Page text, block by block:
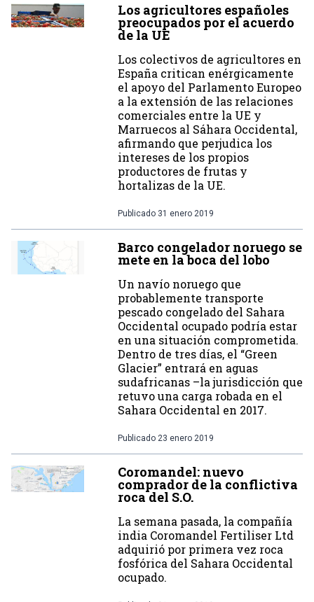
Los agricultores españoles
preocupados por el acuerdo
de la UE
Los colectivos de agricultores en
España critican enérgicamente
el apoyo del Parlamento Europeo
a la extensión de las relaciones
comerciales entre la UE y
Marruecos al Sáhara Occidental,
afirmando que perjudica los
intereses de los propios
productores de frutas y
hortalizas de la UE.
Publicado 31 enero 2019
Barco congelador noruego se
mete en la boca del lobo
Un navío noruego que
probablemente transporte
pescado congelado del Sahara
Occidental ocupado podría estar
en una situación comprometida.
Dentro de tres días, el “Green
Glacier” entrará en aguas
sudafricanas –la jurisdicción que
retuvo una carga robada en el
Sahara Occidental en 2017.
Publicado 23 enero 2019
Coromandel: nuevo
comprador de la conflictiva
roca del S.O.
La semana pasada, la compañía
india Coromandel Fertiliser Ltd
adquirió por primera vez roca
fosfórica del Sahara Occidental
ocupado.